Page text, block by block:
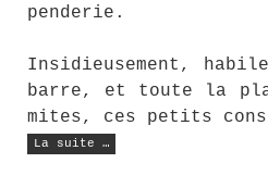
penderie.
Insidieusement,
barre, et toute la
mites, ces petits
La suite …
« Fléau
de